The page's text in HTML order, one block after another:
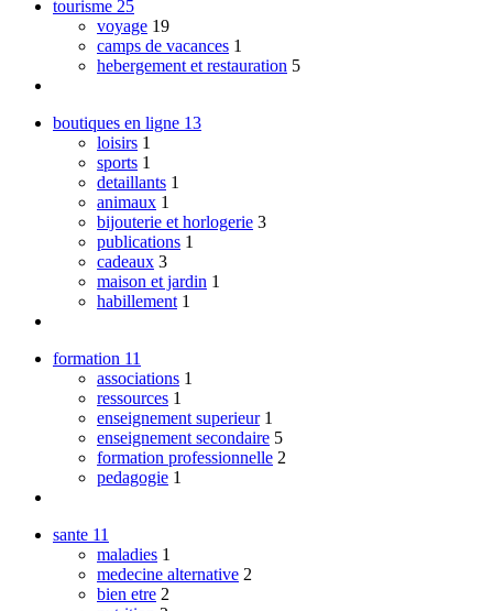
tourisme 25
voyage 19
camps de vacances 1
hebergement et restauration 5
boutiques en ligne 13
loisirs 1
sports 1
detaillants 1
animaux 1
bijouterie et horlogerie 3
publications 1
cadeaux 3
maison et jardin 1
habillement 1
formation 11
associations 1
ressources 1
enseignement superieur 1
enseignement secondaire 5
formation professionnelle 2
pedagogie 1
sante 11
maladies 1
medecine alternative 2
bien etre 2